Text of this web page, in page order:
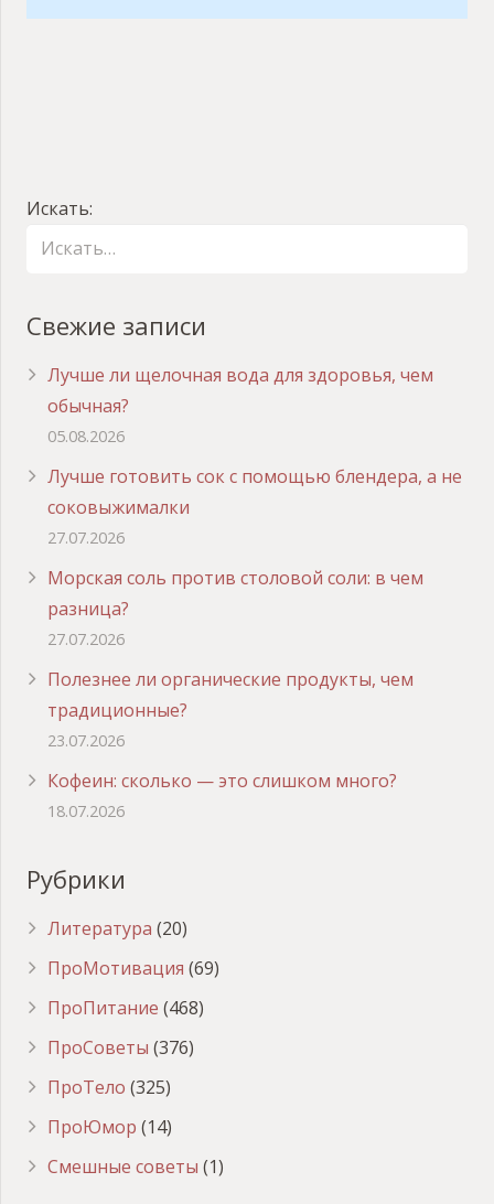
Искать:
Свежие записи
Лучше ли щелочная вода для здоровья, чем
обычная?
05.08.2026
Лучше готовить сок с помощью блендера, а не
соковыжималки
27.07.2026
Морская соль против столовой соли: в чем
разница?
27.07.2026
Полезнее ли органические продукты, чем
традиционные?
23.07.2026
Кофеин: сколько — это слишком много?
18.07.2026
Рубрики
Литература (20)
ПроМотивация (69)
ПроПитание (468)
ПроСоветы (376)
ПроТело (325)
ПроЮмор (14)
Смешные советы (1)